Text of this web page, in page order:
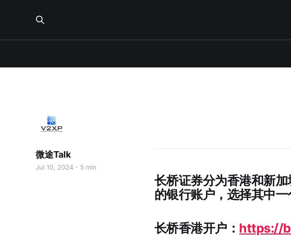
微途Talk
Jul 10, 2024 5 min
长桥证券分为香港和新
的银行账户，选择其中一
长桥香港开户： https://